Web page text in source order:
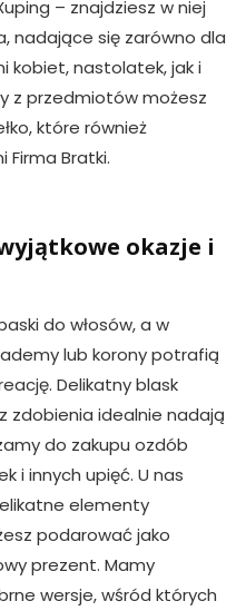
– znajdziesz w niej
nadające się zarówno dla
kobiet, nastolatek, jak i
z przedmiotów możesz
które również
Firma Bratki.
okazje i
do włosów, a w
lub korony potrafią
Delikatny blask
zdobienia idealnie nadają
do zakupu ozdób
i innych upięć. U nas
elementy
podarować jako
prezent. Mamy
wersje, wśród których